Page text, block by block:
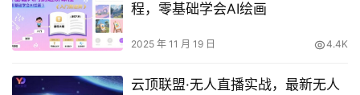
程，零基础学会AI绘画
2025 年 11 月 19 日 4.4K
云顶联盟·无人直播实战，最新无人